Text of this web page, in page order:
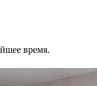
время.